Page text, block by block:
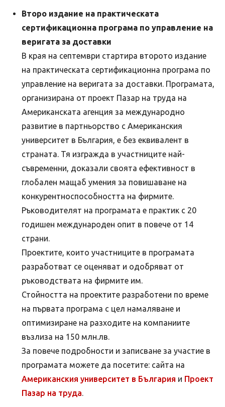
Второ издание на практическата
сертификационна програма по управление на
веригата за доставки
В края на септември стартира второто издание
на практическата сертификационна програма по
управление на веригата за доставки. Програмата,
организирана от проект Пазар на труда на
Американската агенция за международно
развитие в партньорство с Американския
университет в България, е без еквивалент в
страната. Тя изгражда в участниците най-
съвременни, доказали своята ефективност в
глобален мащаб умения за повишаване на
конкурентноспособността на фирмите.
Ръководителят на програмата е практик с 20
годишен международен опит в повече от 14
страни.
Проектите, които участниците в програмата
разработват се оценяват и одобряват от
ръководствата на фирмите им.
Стойността на проектите разработени по време
на първата програма с цел намаляване и
оптимизиране на разходите на компаниите
възлиза на 150 млн.лв.
За повече подробности и записване за участие в
програмата можете да посетите: сайта на
Американския университет в България и Проект
Пазар на труда.